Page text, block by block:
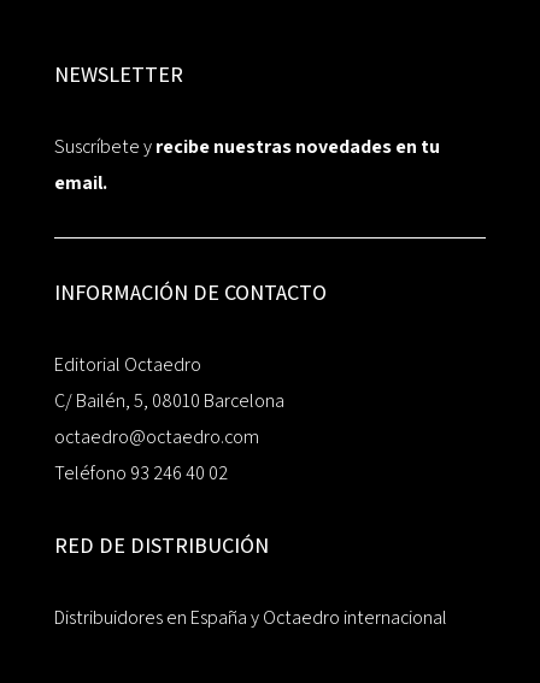
NEWSLETTER
Suscríbete yrecibe nuestras novedades en tu
email.
INFORMACIÓN DE CONTACTO
Editorial Octaedro
C/ Bailén, 5, 08010 Barcelona
octaedro@octaedro.com
Teléfono 93 246 40 02
RED DE DISTRIBUCIÓN
Distribuidores en España y Octaedro internacional